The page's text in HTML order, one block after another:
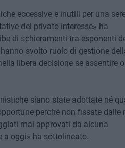
eccessive e inutili per una
del privato interesse» ha
di schieramenti tra esponenti
svolto ruolo di gestione
libera decisione se assentire
siano state adottate né
perché non fissate dalle
mai approvati da alcuna
a oggi» ha sottolineato.